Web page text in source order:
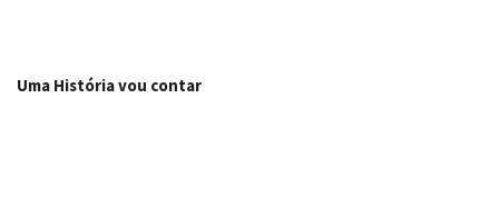
Uma História vou contar